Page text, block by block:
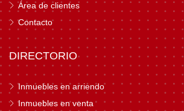
Área de clientes
Contacto
DIRECTORIO
Inmuebles en arriendo
Inmuebles en venta